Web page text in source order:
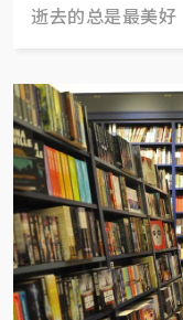
逝去的总是最美好